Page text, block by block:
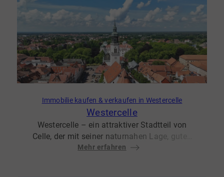
Familien, Pendler und Naturliebhaber macht.
Immobilie kaufen & verkaufen in Westercelle
Westercelle
Westercelle – ein attraktiver Stadtteil von
Celle, der mit seiner naturnahen Lage, guten
Infrastruktur und hohen Lebensqualität
Mehr erfahren